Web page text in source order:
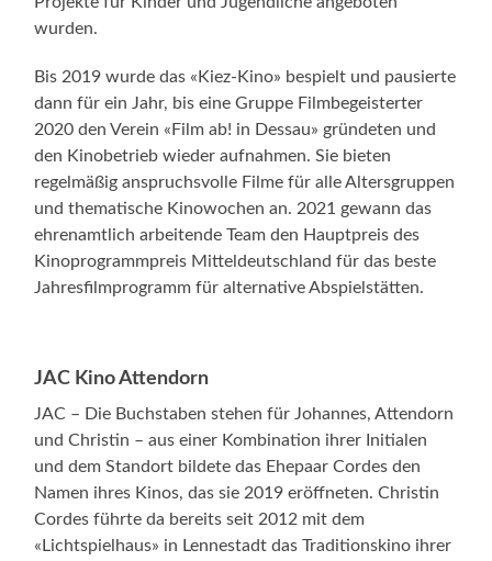
wurden.
Bis 2019 wurde das «Kiez-Kino» bespielt und pausierte
dann für ein Jahr, bis eine Gruppe Filmbegeisterter
2020 den Verein «Film ab! in Dessau» gründeten und
den Kinobetrieb wieder aufnahmen. Sie bieten
regelmäßig anspruchsvolle Filme für alle Altersgruppen
und thematische Kinowochen an. 2021 gewann das
ehrenamtlich arbeitende Team den Hauptpreis des
Kinoprogrammpreis Mitteldeutschland für das beste
Jahresfilmprogramm für alternative Abspielstätten.
JAC Kino Attendorn
JAC – Die Buchstaben stehen für Johannes, Attendorn
und Christin – aus einer Kombination ihrer Initialen
und dem Standort bildete das Ehepaar Cordes den
Namen ihres Kinos, das sie 2019 eröffneten. Christin
Cordes führte da bereits seit 2012 mit dem
«Lichtspielhaus» in Lennestadt das Traditionskino ihrer